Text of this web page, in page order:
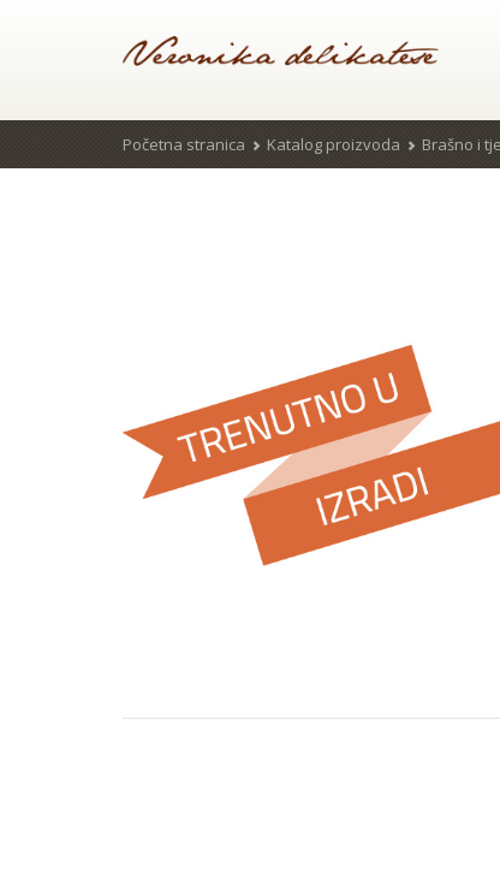
Početna stranica Katalog proizvoda Brašno i